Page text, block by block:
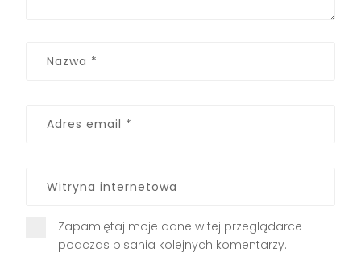
Zapamiętaj moje dane w tej przeglądarce
podczas pisania kolejnych komentarzy.